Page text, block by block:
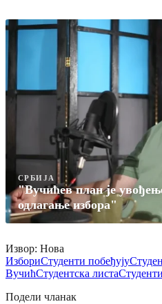
СРБИЈА
"Вучићев план је
одлагање избора"
Извор: Нова
ИзбориСтуденти побеђују
ВучићСтудентска листа
Подели чланак